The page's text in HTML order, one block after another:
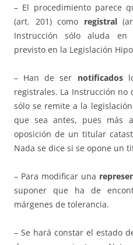
– El procedimiento parece
(art. 201) como registral
Instrucción sólo aluda en
previsto en la Legislación
– Han de ser notificados
registrales. La Instrucción no
sólo se remite a la
que sea antes, pues más
oposición de un titular
Nada se dice si se opone un
– Para modificar una
suponer que ha de
márgenes de tolerancia.
– Se hará constar el estado